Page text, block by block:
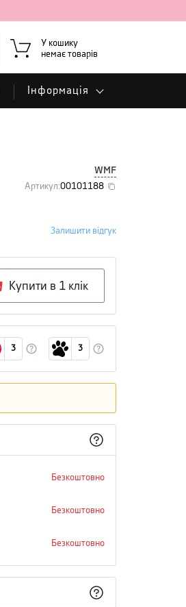
У кошику
немає товарів
Інформація
WMF
Артикул:00101188
Залишити відгук
Купити в 1 клiк
3 3
Безкоштовно
Безкоштовно
Безкоштовно